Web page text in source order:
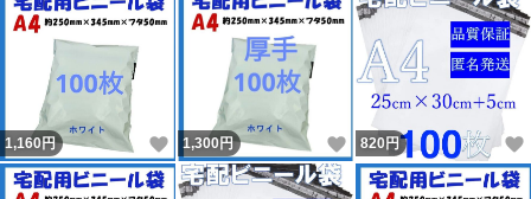
1,160円 いいね！
1,300円 いいね！
820円